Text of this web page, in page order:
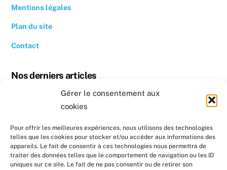
Gérer le consentement aux
cookies
Pour offrir les meilleures expériences, nous utilisons des technologies
telles que les cookies pour stocker et/ou accéder aux informations des
appareils. Le fait de consentir à ces technologies nous permettra de
traiter des données telles que le comportement de navigation ou les ID
uniques sur ce site. Le fait de ne pas consentir ou de retirer son
Mentions légales
Plan du site
Contact
Nos derniers articles
Revoir la conférence « Quand se chauffer devient un luxe »
Nos prochains évènements
Formation : Réaliser un diagnostic sociotechnique au